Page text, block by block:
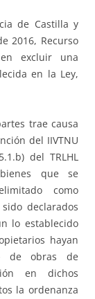
de Castilla y
2016, Recurso
excluir una
en la Ley,
trae causa
del IIVTNU
del TRLHL
que se
como
declarados
lo establecido
hayan
de obras de
en dichos
la ordenanza